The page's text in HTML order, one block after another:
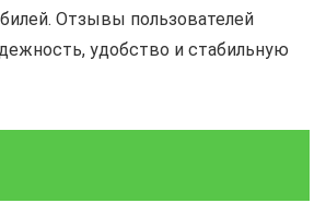
Отзывы пользователей
удобство и стабильную